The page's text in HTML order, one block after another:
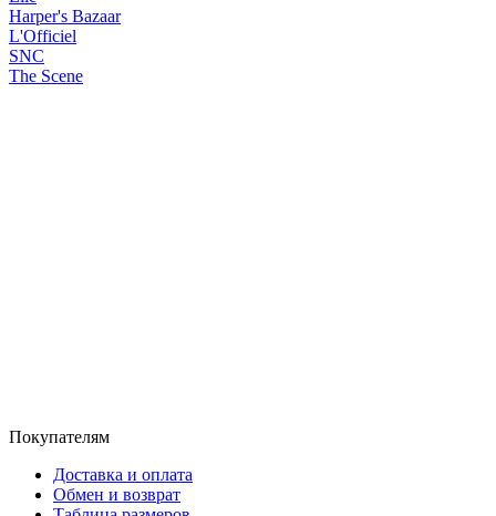
Harper's Bazaar
L'Officiel
SNC
The Scene
Покупателям
Доставка и оплата
Обмен и возврат